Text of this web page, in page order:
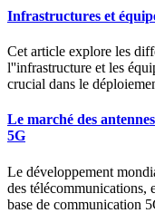
Infrastructures et
Cet article explore les
l''infrastructure et les
crucial dans le
Le marché des
5G
Le développement
des télécommunications,
base de communication